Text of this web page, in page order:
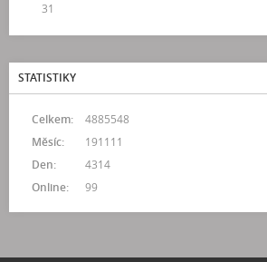
31
STATISTIKY
Online: 99
Celkem:
4885548
Měsíc:
191111
Den:
4314